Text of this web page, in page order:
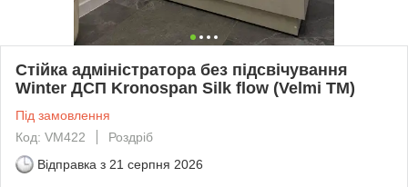
Стійка адміністратора без підсвічування
Winter ДСП Kronospan Silk flow (Velmi TM)
Під замовлення
Код: VM422
Роздріб
Відправка з 21 серпня 2026